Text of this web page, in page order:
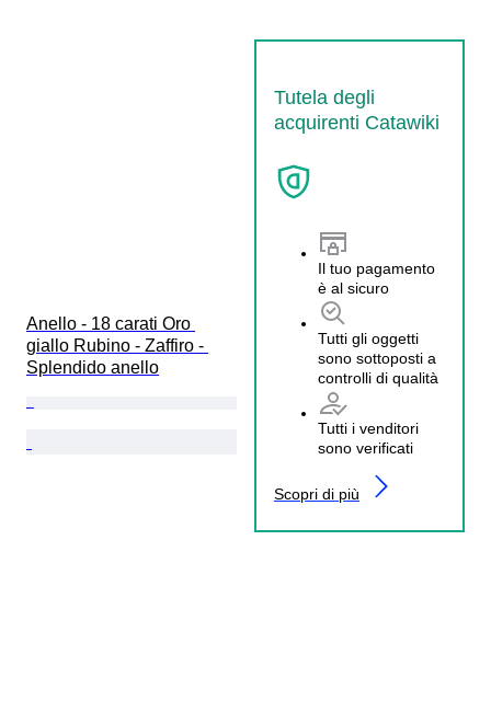
Tutela degli
acquirenti Catawiki
Il tuo pagamento
è al sicuro
Tutti gli oggetti
sono sottoposti a
controlli di qualità
Tutti i venditori
sono verificati
Scopri di più
Anello - 18 carati Oro
giallo Rubino - Zaffiro -
Splendido anello